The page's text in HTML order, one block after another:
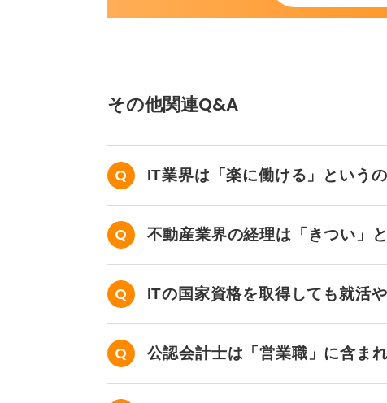
その他関連Q&A
IT業界は「楽に働ける」という
不動産業界の経理は「きつい」
ITの国家資格を取得しても就活
公認会計士は「営業職」に含ま